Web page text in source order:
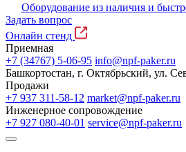
Оборудование из наличия и
Задать вопрос
Онлайн стенд
Приемная
+7 (34767) 5-06-95 info@npf-paker.ru
Башкортостан, г. Октябрьский, ул.
Продажи
+7 937 311-58-12 market@npf-paker.ru
Инженерное сопровождение
+7 927 080-40-01 service@npf-paker.ru